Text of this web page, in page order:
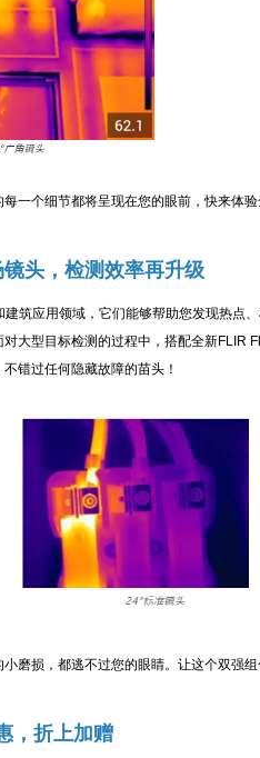
个细节都将呈现在您的眼前，快来体
头，检测效率再升级
应用领域，它们能够帮助您发现热点
大型目标检测的过程中，搭配全新FLIR
错过任何隐藏故障的苗头！
损，都逃不过您的眼睛。让这个双强组
，折上加赠